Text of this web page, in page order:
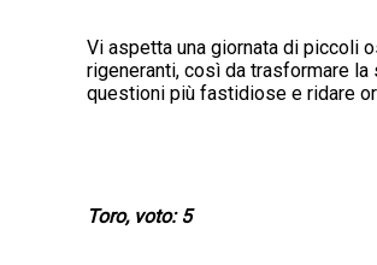
Vi aspetta una giornata di piccoli
rigeneranti, così da trasformare
questioni più fastidiose e ridare
Toro, voto: 5